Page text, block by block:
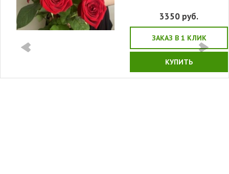
3350 руб.
ЗАКАЗ В 1 КЛИК
КУПИТЬ